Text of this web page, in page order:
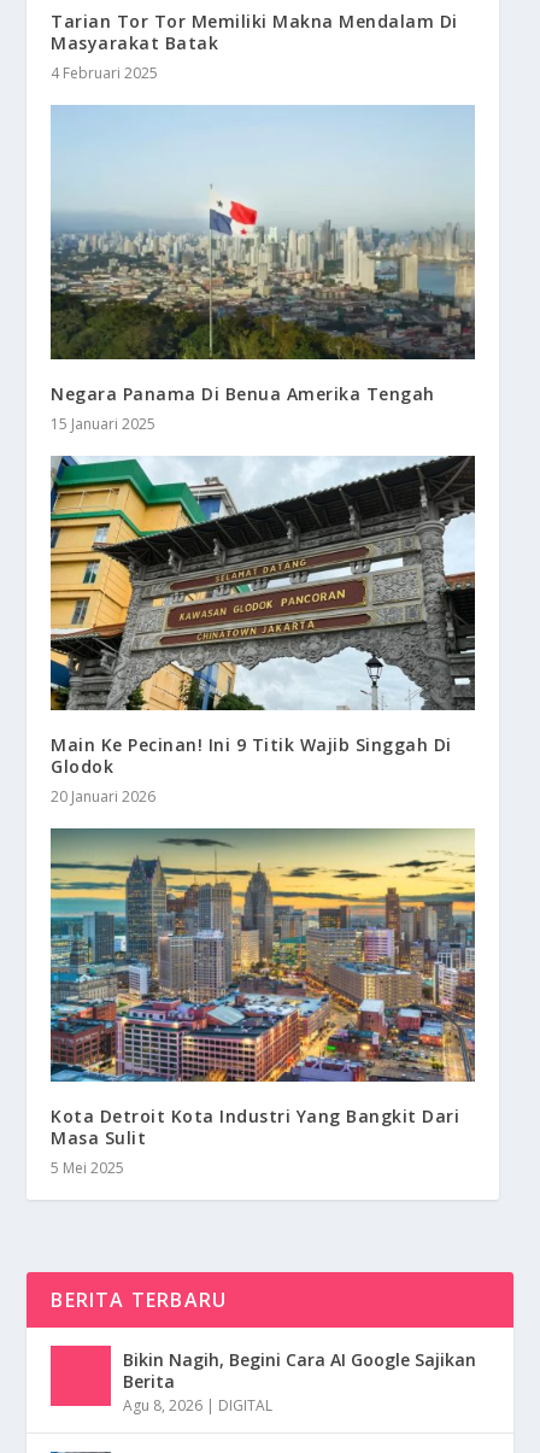
Tarian Tor Tor Memiliki Makna Mendalam Di
Masyarakat Batak
4 Februari 2025
Negara Panama Di Benua Amerika Tengah
15 Januari 2025
Main Ke Pecinan! Ini 9 Titik Wajib Singgah Di
Glodok
20 Januari 2026
Kota Detroit Kota Industri Yang Bangkit Dari
Masa Sulit
5 Mei 2025
BERITA TERBARU
Bikin Nagih, Begini Cara AI Google Sajikan
Berita
Agu 8, 2026 | DIGITAL